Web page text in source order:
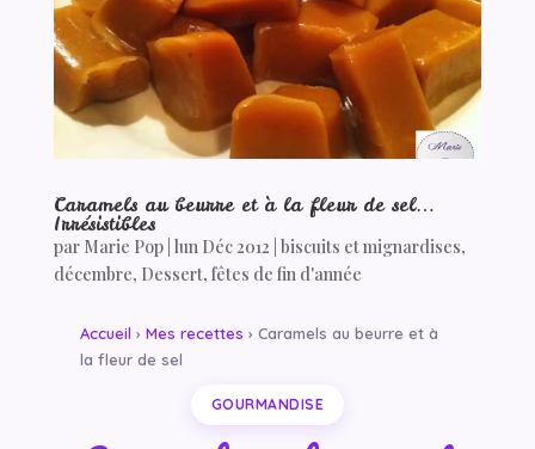
Caramels au beurre et à la fleur de sel…
Irrésistibles
par Marie Pop| lun Déc 2012 biscuits et mignardises,
décembre, Dessert, fêtes de fin d'année
Accueil › Mes recettes › Caramels au beurre et à
la fleur de sel
GOURMANDISE